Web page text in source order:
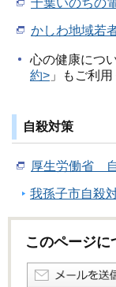
千葉いのちの
かしわ地域若
心の健康につ
約> 」もご利用
自殺対策
厚生労働省 自
我孫子市自殺
このページに